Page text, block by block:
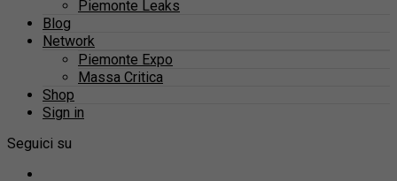
Piemonte Leaks
Blog
Network
Piemonte Expo
Massa Critica
Shop
Sign in
Seguici su